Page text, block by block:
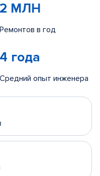
2 МЛН
Ремонтов в год
4 года
Средний опыт инженера